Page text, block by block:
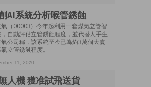
AI系統分析喉管銹蝕
（00003）今年起利用一套煤氣立管智
自動評估立管銹蝕程度，並代替人手生
公司稱，該系統至今已為約3萬個大廈
立管銹蝕程度。
11, 2020
人機 獲准試飛送貨